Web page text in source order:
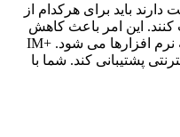
باید برای هرکدام از
کنند. این امر باعث کاهش
سرعت گوشی به دلیل نصب این گونه نرم افزارها می شود. +IM
اینترنتی پشتیبانی کند. شما با